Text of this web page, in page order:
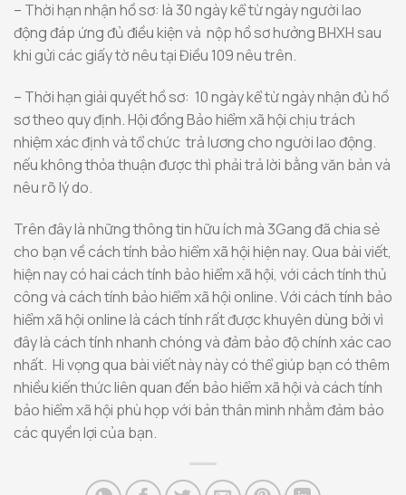
– Thời hạn nhận hồ sơ: là 30 ngày kể từ ngày người lao
động đáp ứng đủ điều kiện và nộp hồ sơ hưởng BHXH sau
khi gửi các giấy tờ nêu tại Điều 109 nêu trên.
– Thời hạn giải quyết hồ sơ: 10 ngày kể từ ngày nhận đủ hồ
sơ theo quy định. Hội đồng Bảo hiểm xã hội chịu trách
nhiệm xác định và tổ chức trả lương cho người lao động.
nếu không thỏa thuận được thì phải trả lời bằng văn bản và
nêu rõ lý do.
Trên đây là những thông tin hữu ích mà 3Gang đã chia sẻ
cho bạn về cách tính bảo hiểm xã hội hiện nay. Qua bài viết,
hiện nay có hai cách tính bảo hiểm xã hội, với cách tính thủ
công và cách tính bảo hiểm xã hội online. Với cách tính bảo
hiểm xã hội online là cách tính rất được khuyên dùng bởi vì
đây là cách tính nhanh chóng và đảm bảo độ chính xác cao
nhất. Hi vọng qua bài viết này này có thể giúp bạn có thêm
nhiều kiến thức liên quan đến bảo hiểm xã hội và cách tính
bảo hiểm xã hội phù họp với bản thân mình nhằm đảm bảo
các quyền lợi của bạn.